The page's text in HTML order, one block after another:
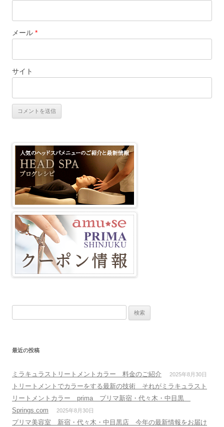
メール *
サイト
最近の投稿
ミラキュラストリートメントカラー 料金のご紹介 2025年8月30日
トリートメントでカラーをする最新の技術 それがミラキュラスト
リートメントカラー prima プリマ新宿・代々木・中目黒
Springs.com
2025年8月30日
プリマ美容室 新宿・代々木・中目黒店 今年の最新情報をお届け